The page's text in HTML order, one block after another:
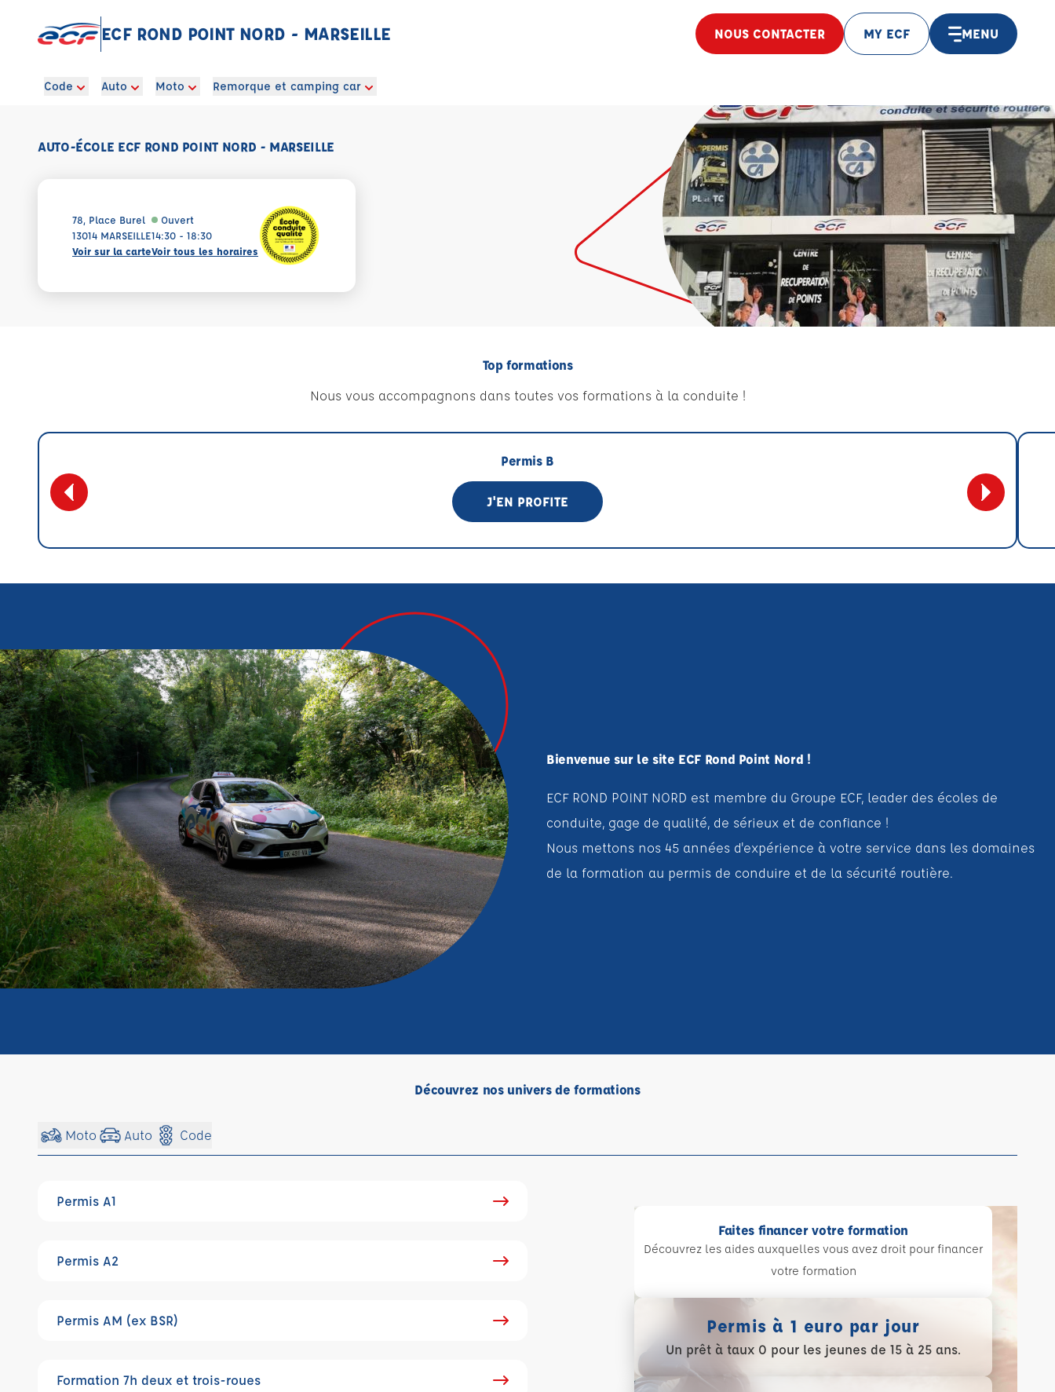
ECF ROND POINT NORD - MARSEILLE NOUS CONTACTER MY ECF MENU
Code Auto Moto Remorque et camping car
AUTO-ÉCOLE ECF ROND POINT NORD - MARSEILLE
78, Place Burel
13014 MARSEILLE
Voir sur la carte
Ouvert
14:30 - 18:30
Voir tous les horaires
Top formations
Nous vous accompagnons dans toutes vos formations à la conduite !
Permis B
J'EN PROFITE
Bienvenue sur le site ECF Rond Point Nord !
ECF ROND POINT NORD est membre du Groupe ECF, leader des écoles de
conduite, gage de qualité, de sérieux et de confiance !
Nous mettons nos 45 années d'expérience à votre service dans les domaines
de la formation au permis de conduire et de la sécurité routière.
Découvrez nos univers de formations
Moto Auto Code
Permis A1
Permis A2
Permis AM (ex BSR)
Formation 7h deux et trois-roues
Faites financer votre formation
Découvrez les aides auxquelles vous avez droit pour financer
votre formation
Permis à 1 euro par jour
Un prêt à taux 0 pour les jeunes de 15 à 25 ans.